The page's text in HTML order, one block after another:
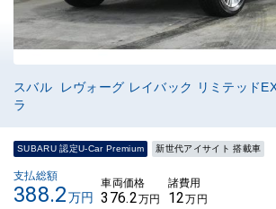
スバル レヴォーグ レイバック リミテッド
ラ
SUBARU 認定U-Car Premium 新世代アイサイト 搭載車
支払総額
388.2万円
車両価格
376.2万円
諸費用
12万円